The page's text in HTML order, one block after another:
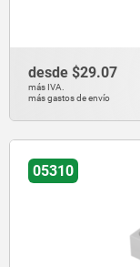
desde $29.07
más IVA.
más gastos de envío
05310